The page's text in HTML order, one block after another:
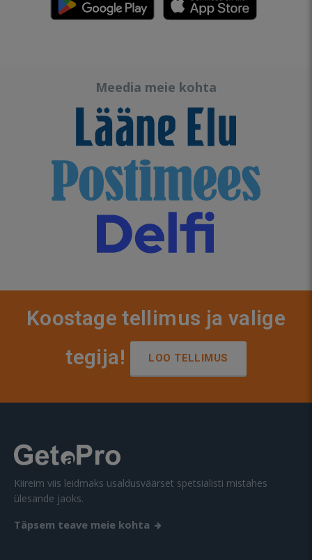
Meedia meie kohta
Koostage tellimus ja valige
tegija!
LOO TELLIMUS
Kiireim viis leidmaks usaldusväärset spetsialisti mistahes
ülesande jaoks.
Täpsem teave meie kohta